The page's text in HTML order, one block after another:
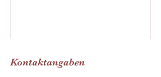
Kontaktangaben